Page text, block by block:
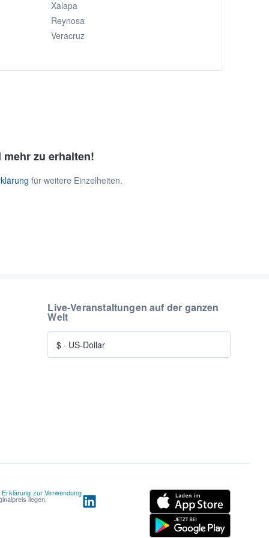
Xalapa
Reynosa
Veracruz
zu erhalten!
für weitere Einzelheiten.
Live-Veranstaltungen auf der ganzen
Welt
$ · US-Dollar
Erklärung zur Verwendung
liegen.